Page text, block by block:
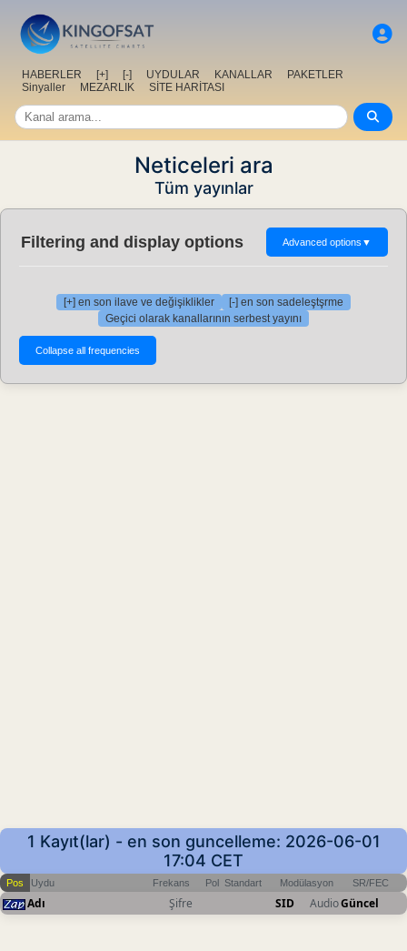
HABERLER [+] [-] UYDULAR KANALLAR
PAKETLER
Sinyaller
MEZARLIK SİTE HARİTASI
Neticeleri ara
Tüm yayınlar
Filtering and display options Advanced options ▼
[+] en son ilave ve değişiklikler
[-] en son sadeleştşrme
Geçici olarak kanallarının serbest yayını
1 Kayıt(lar) - en son guncelleme: 2026-06-01
17:04 CET
Pos Uydu Frekans Pol Standart Modülasyon SR/FEC
Adı Şifre SID AudioGüncel